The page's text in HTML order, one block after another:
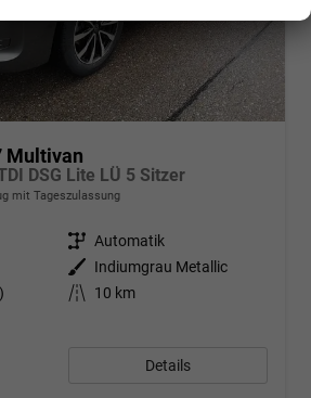
Multivan
DSG Lite LÜ 5 Sitzer
mit Tageszulassung
Getriebe Automatik
Außenfarbe
Indiumgrau Metallic
Kilometerstand
10 km
Details